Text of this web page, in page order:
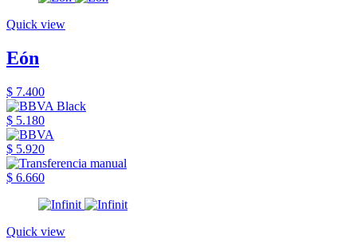
Quick view
Eón
$ 7.400
$ 5.180
$ 5.920
$ 6.660
Quick view